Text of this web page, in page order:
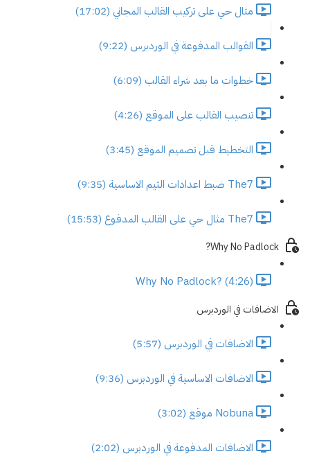
مثال حي على تركيب القالب المجاني (17:02)
القوالب المدفوعة في الوردبرس (9:22)
خطوات ما بعد شراء القالب (6:09)
تنصيب القالب على الموقع (4:26)
التخطيط قبل تصميم الموقع (3:45)
The7 ضبط اعدادات الثيم الاساسية (9:35)
The7 مثال حي على القالب المدفوع (15:53)
Why No Padlock?
Why No Padlock? (4:26)
الاضافات في الوردبرس
الاضافات في الوردبرس (5:57)
الاضافات الاساسية في الوردبرس (9:36)
Nobuna موقع (3:02)
الاضافات المدفوعة في الوردبرس (2:02)